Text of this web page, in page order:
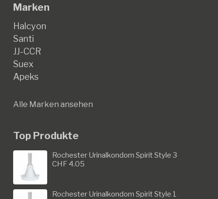
Marken
Halcyon
Santi
JJ-CCR
Suex
Apeks
Alle Marken ansehen
Top Produkte
Rochester Urinalkondom Spirit Style 3
CHF4.05
Rochester Urinalkondom Spirit Style 1